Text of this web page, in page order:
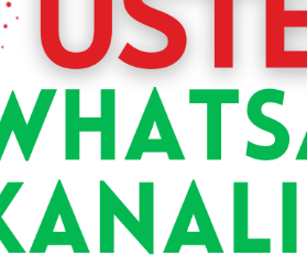
Cezayir’de Sağlık Turizmi
Kongresi Yapılacak